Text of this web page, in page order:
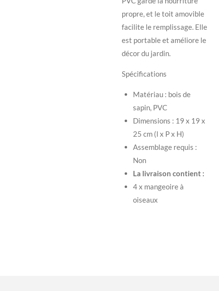
propre, et le toit amovible
facilite le remplissage. Elle
est portable et améliore le
décor du jardin.
Spécifications
Matériau : bois de
sapin, PVC
Dimensions : 19 x 19 x
25 cm (l x P x H)
Assemblage requis :
Non
La livraison contient :
4 x mangeoire à
oiseaux